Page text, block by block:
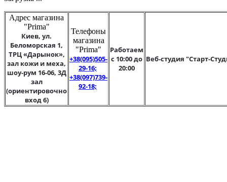
Адрес магазина
"Prima"
Киев, ул.
Беломорская 1,
ТРЦ «Дарынок»,
зал кожи и меха,
шоу-рум 16-06, 3Д
зал
(ориентировочно
вход 6)
Телефоны
магазина
"Prima"
+38(095)505-
29-16;
+38(097)739-
92-18;
Работаем
с 10:00 до
20:00
Веб-студия "Старт-